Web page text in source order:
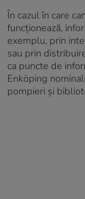
În cazul în care
funcționează,
exemplu, prin
sau prin
ca puncte de
Enköping
pompieri și